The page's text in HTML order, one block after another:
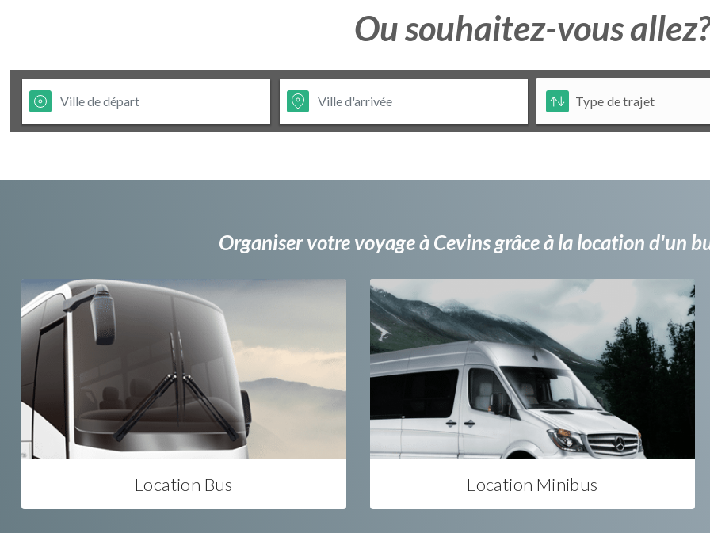
Ou souhaitez-vous allez?
Organiser votre voyage à Cevins grâce à la location d'un
Location Bus Location Minibus